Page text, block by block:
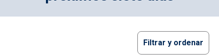
Filtrar y ordenar